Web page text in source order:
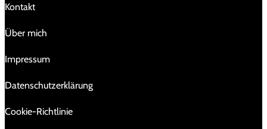
Kontakt
Über mich
Impressum
Da­ten­schutz­er­klä­rung
Cookie-Richtlinie